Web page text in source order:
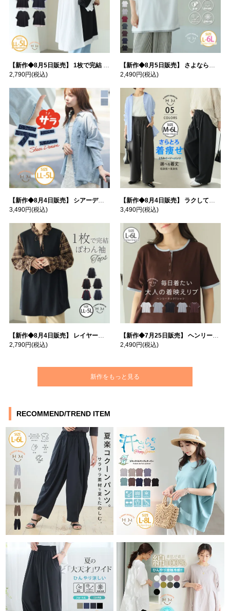
【新作◆8月5日販売】 1枚で完結 袖口＆バック フハク使い トップス | 大きいサイズの通販ならハッピーマリリン
2,790円(税込)
【新作◆8月5日販売】 さよなら猛暑 涼しさを着る 遮熱 接触冷感 吸水・速乾 五分袖 コンフォートメッシュ 配色レイヤード 風ゆる Tシャツ | 大きいサイズの通販ならハッピーマリリン
2,490円(税込)
【新作◆8月4日販売】 シアーデニムで お洒落に肌隠し | 大きいサイズの通販ならハッピーマリリン
3,490円(税込)
【新作◆8月4日販売】 ラクして高見え！ 着痩せ とろみ イージーパンツ | 大きいサイズの通販ならハッピーマリリン
3,490円(税込)
【新作◆8月4日販売】 レイヤード風デザイン チェック ぽわん袖 プルオーバー | 大きいサイズの通販ならハッピーマリリン
2,790円(税込)
【新作◆7月25日販売】 ヘンリーネック テレコ トップス | 大きいサイズの通販ならハッピーマリリン
2,490円(税込)
新作をもっと見る
RECOMMEND/TREND ITEM